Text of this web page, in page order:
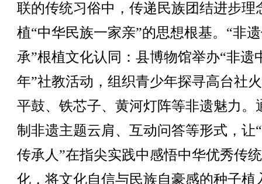
联的传统习俗中，传递民族团结进步理
植“中华民族一家亲”的思想根基。“非
承”根植文化认同：县博物馆举办“非遗
年”社教活动，组织青少年探寻高台社
平鼓、铁芯子、黄河灯阵等非遗魅力。
制非遗主题云肩、互动问答等形式，让
传承人”在指尖实践中感悟中华优秀传
化，将文化自信与民族自豪感的种子植